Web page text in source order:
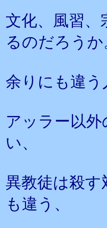
文化、風習
るのだろうか
余りにも違
アッラー以
い、
異教徒は殺
も違う、